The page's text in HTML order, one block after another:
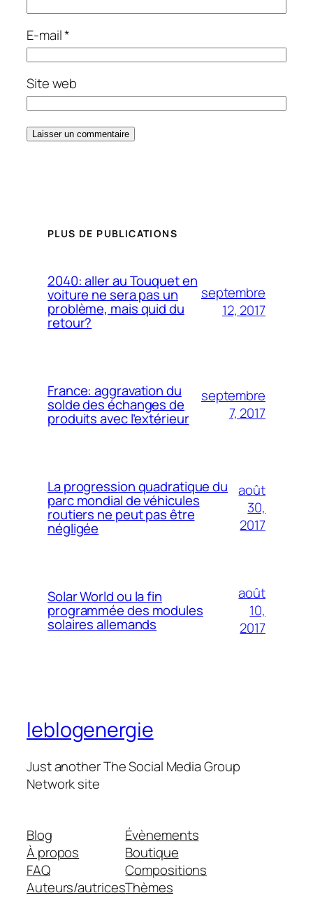
E-mail*
Site web
PLUS DE PUBLICATIONS
2040: aller au Touquet en
voiture ne sera pas un
problème, mais quid du
retour?
septembre
12, 2017
France: aggravation du
solde des échanges de
produits avec l’extérieur
septembre
7, 2017
La progression quadratique du
parc mondial de véhicules
routiers ne peut pas être
négligée
août
30,
2017
Solar World ou la fin
programmée des modules
solaires allemands
août
10,
2017
leblogenergie
Just another The Social Media Group
Network site
Blog
À propos
FAQ
Auteurs/autrices
Évènements
Boutique
Compositions
Thèmes